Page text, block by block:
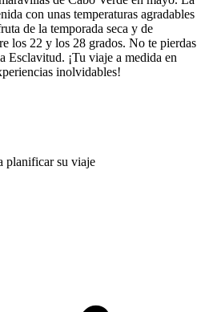
con unas temperaturas agradables
de la temporada seca y de
los 22 y los 28 grados. No te pierdas
Esclavitud. ¡Tu viaje a medida en
inolvidables!
planificar su viaje